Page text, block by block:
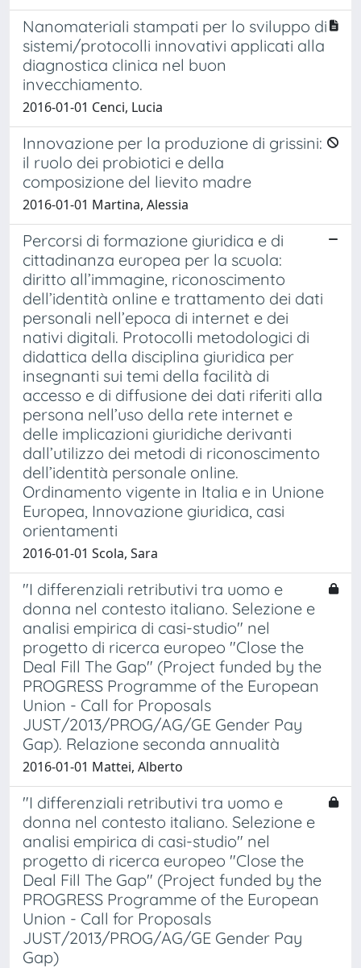
Nanomateriali stampati per lo sviluppo di
sistemi/protocolli innovativi applicati alla
diagnostica clinica nel buon
invecchiamento.
2016-01-01 Cenci, Lucia
Innovazione per la produzione di grissini:
il ruolo dei probiotici e della
composizione del lievito madre
2016-01-01 Martina, Alessia
Percorsi di formazione giuridica e di
cittadinanza europea per la scuola:
diritto all’immagine, riconoscimento
dell’identità online e trattamento dei dati
personali nell’epoca di internet e dei
nativi digitali. Protocolli metodologici di
didattica della disciplina giuridica per
insegnanti sui temi della facilità di
accesso e di diffusione dei dati riferiti alla
persona nell’uso della rete internet e
delle implicazioni giuridiche derivanti
dall’utilizzo dei metodi di riconoscimento
dell’identità personale online.
Ordinamento vigente in Italia e in Unione
Europea, Innovazione giuridica, casi
orientamenti
2016-01-01 Scola, Sara
"I differenziali retributivi tra uomo e
donna nel contesto italiano. Selezione e
analisi empirica di casi-studio" nel
progetto di ricerca europeo "Close the
Deal Fill The Gap" (Project funded by the
PROGRESS Programme of the European
Union - Call for Proposals
JUST/2013/PROG/AG/GE Gender Pay
Gap). Relazione seconda annualità
2016-01-01 Mattei, Alberto
"I differenziali retributivi tra uomo e
donna nel contesto italiano. Selezione e
analisi empirica di casi-studio" nel
progetto di ricerca europeo "Close the
Deal Fill The Gap" (Project funded by the
PROGRESS Programme of the European
Union - Call for Proposals
JUST/2013/PROG/AG/GE Gender Pay
Gap)